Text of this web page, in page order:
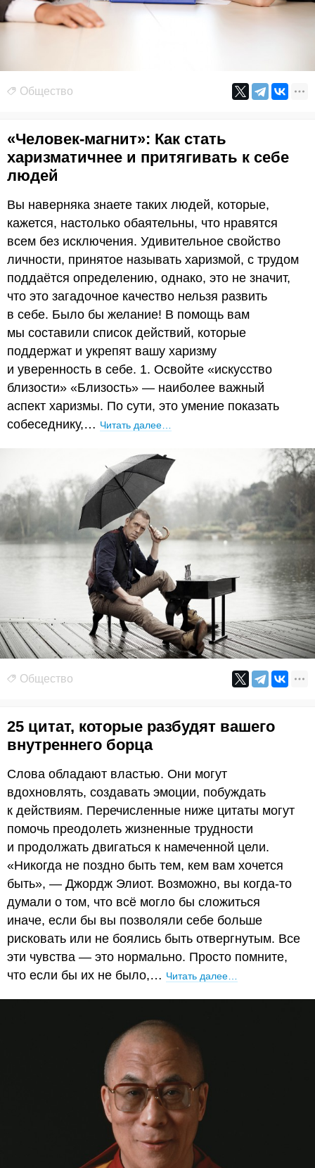
Общество
«Человек-магнит»: Как стать
харизматичнее и притягивать к себе
людей
Вы наверняка знаете таких людей, которые,
кажется, настолько обаятельны, что нравятся
всем без исключения. Удивительное свойство
личности, принятое называть харизмой, с трудом
поддаётся определению, однако, это не значит,
что это загадочное качество нельзя развить
в себе. Было бы желание! В помощь вам
мы составили список действий, которые
поддержат и укрепят вашу харизму
и уверенность в себе. 1. Освойте «искусство
близости» «Близость» — наиболее важный
аспект харизмы. По сути, это умение показать
собеседнику,… Читать далее…
Общество
25 цитат, которые разбудят вашего
внутреннего борца
Слова обладают властью. Они могут
вдохновлять, создавать эмоции, побуждать
к действиям. Перечисленные ниже цитаты могут
помочь преодолеть жизненные трудности
и продолжать двигаться к намеченной цели.
«Никогда не поздно быть тем, кем вам хочется
быть», — Джордж Элиот. Возможно, вы когда-то
думали о том, что всё могло бы сложиться
иначе, если бы вы позволяли себе больше
рисковать или не боялись быть отвергнутым. Все
эти чувства — это нормально. Просто помните,
что если бы их не было,… Читать далее…